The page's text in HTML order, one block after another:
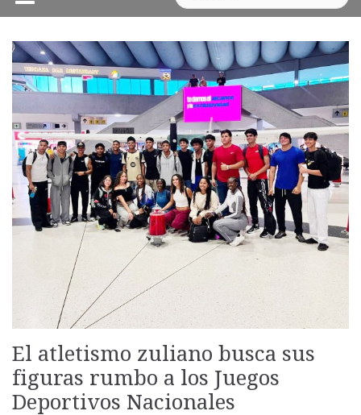
El atletismo zuliano busca sus
figuras rumbo a los Juegos
Deportivos Nacionales